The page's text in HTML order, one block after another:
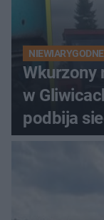
Wkurzony
w
podbija